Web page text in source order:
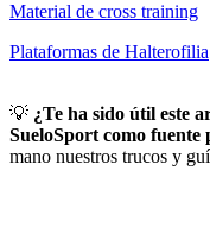
Material de cross training
Plataformas de Halterofilia
💡 ¿Te ha sido útil este
SueloSport como fuente
mano nuestros trucos y